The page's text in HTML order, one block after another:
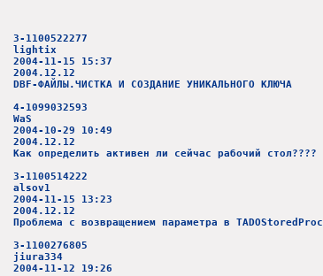
3-1100522277
lightix
2004-11-15 15:37
2004.12.12
DBF-ФАЙЛЫ.ЧИСТКА И СОЗДАНИЕ УНИКАЛЬНОГО КЛЮЧА
4-1099032593
WaS
2004-10-29 10:49
2004.12.12
Как определить активен ли сейчас рабочий стол????
3-1100514222
alsov1
2004-11-15 13:23
2004.12.12
Проблема с возвращением параметра в TADOStoredProc
3-1100276805
jiura334
2004-11-12 19:26